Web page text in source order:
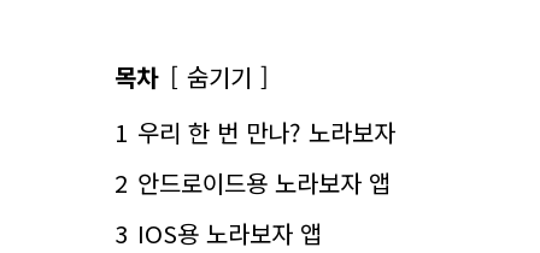
목차
숨기기
1 우리 한 번 만나? 노라보자
2 안드로이드용 노라보자 앱
3 IOS용 노라보자 앱